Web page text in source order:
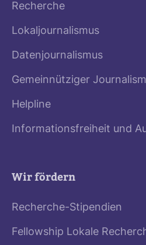
Recherche
Lokaljournalismus
Datenjournalismus
Gemeinnütziger
Helpline
Informationsfreiheit und
Wir fördern
Recherche-Stipendien
Fellowship Lokale